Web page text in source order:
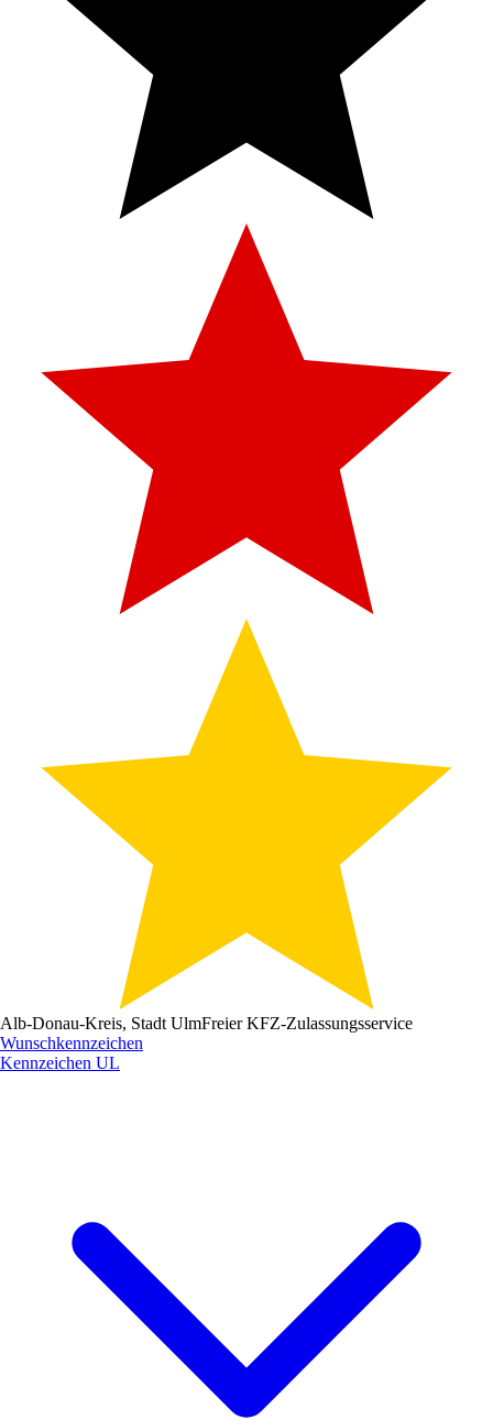
Alb-Donau-Kreis, Stadt UlmFreier KFZ-Zulassungsservice
Wunschkennzeichen
Kennzeichen UL